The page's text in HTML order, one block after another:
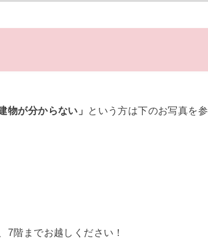
物が分からない」
という方は下のお写真を参
7階までお越しください！